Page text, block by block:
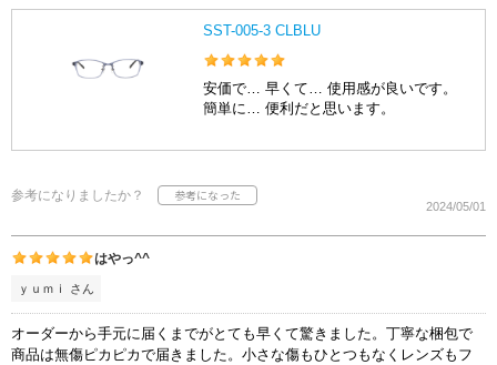
SST-005-3 CLBLU
安価で… 早くて… 使用感が良いです。
簡単に… 便利だと思います。
参考になりましたか？
2024/05/01
はやっ^^
ｙｕｍｉ さん
オーダーから手元に届くまでがとても早くて驚きました。丁寧な梱包で
商品は無傷ピカピカで届きました。小さな傷もひとつもなくレンズもフ